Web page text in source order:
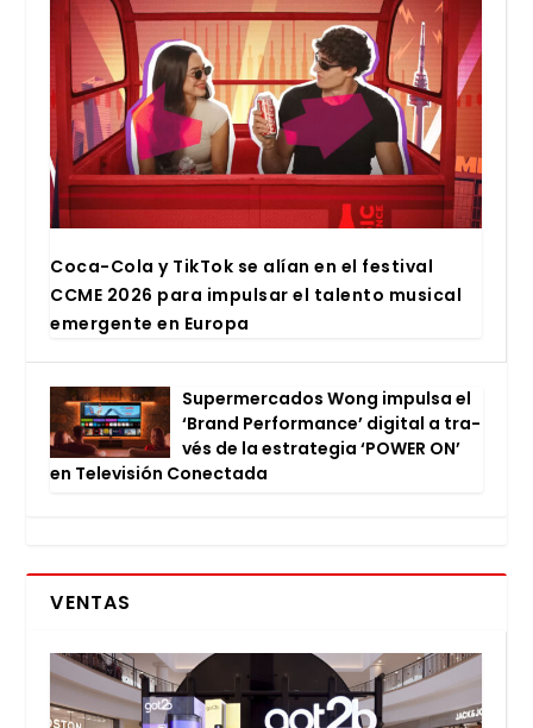
Coca-Cola y Tik­Tok se alían en el fes­ti­val
CCME 2026 para impul­sar el talen­to musi­cal
emer­gen­te en Euro­pa
Super­mer­ca­dos Wong impul­sa el
‘Brand Per­for­man­ce’ digi­tal a tra­
vés de la estra­te­gia ‘POWER ON’
en Tele­vi­sión Conec­ta­da
VENTAS